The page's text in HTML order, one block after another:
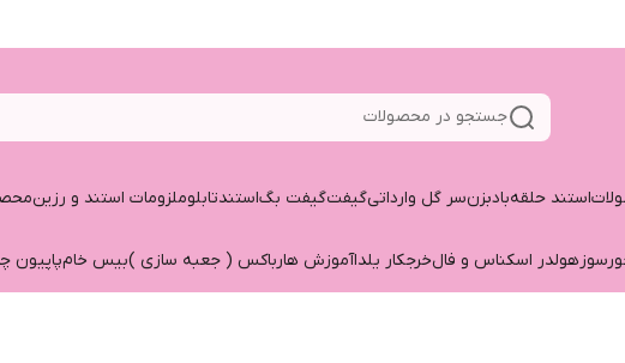
جستجو در محصولات
استند حلقهبادبزنسر گل وارداتیگیفتگیفت بگاستندتابلوملزومات استند و رزین
هولدر اسکناس و فالخرجکار یلداآموزش هارباکس ( جعبه سازی )بیس خامپاپیون